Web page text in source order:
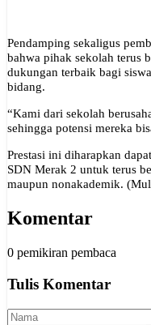
Pendamping sekaligus
bahwa pihak sekolah terus
dukungan terbaik bagi
bidang.
“Kami dari sekolah
sehingga potensi mereka
Prestasi ini diharapkan
SDN Merak 2 untuk terus
maupun nonakademik.
Komentar
0 pemikiran pembaca
Tulis Komentar